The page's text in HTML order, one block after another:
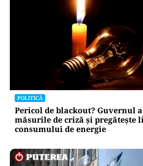
POLITICĂ
Pericol de blackout? Guvernul
măsurile de criză și pregătește
consumului de energie